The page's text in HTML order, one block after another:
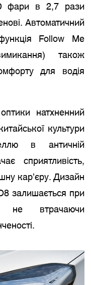
фари в 2,7 рази
Автоматичний
Follow Me
також
для водія
натхненний
культури
в античній
сприятливість,
кар’єру. Дизайн
залишається при
не втрачаючи